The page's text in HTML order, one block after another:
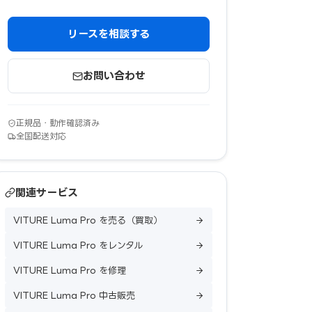
リースを相談する
お問い合わせ
正規品・動作確認済み
全国配送対応
関連サービス
VITURE Luma Pro を売る（買取）
VITURE Luma Pro をレンタル
VITURE Luma Pro を修理
VITURE Luma Pro 中古販売